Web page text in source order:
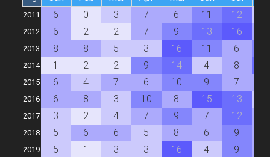
2011 6 0 3 7 6 11 12
2012 6 2 2 7 9 13 16
2013 8 8 5 3 16 11 6
2014 1 2 2 9 14 4 8
2015 6 4 7 6 10 9 7
2016 6 8 3 10 8 15 13
2017 3 2 4 7 9 7 12
2018 5 6 6 5 8 6 9
2019 5 1 3 3 16 4 9